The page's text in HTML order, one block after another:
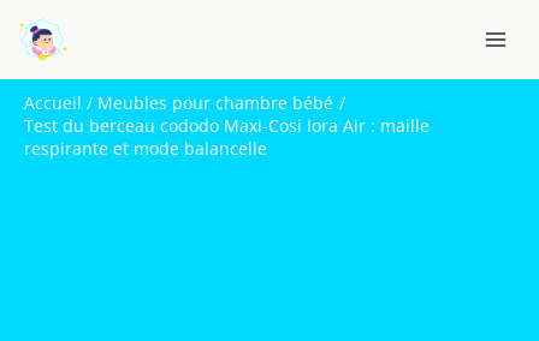
contenu
Accueil
Meubles pour chambre bébé
Test du berceau cododo Maxi-Cosi Iora Air : maille
respirante et mode balancelle
e
c
h
e